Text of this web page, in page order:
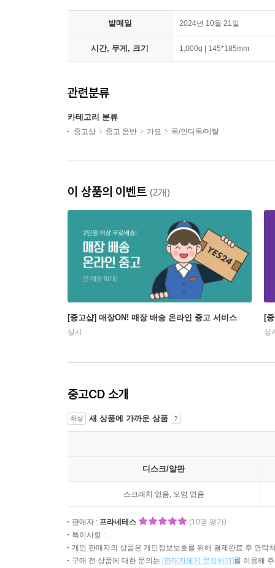
발매일 2024년 10월 21일
시간, 무게, 크기 1,000g | 145*185mm
관련분류
카테고리 분류
중고샵 중고 음반 가요 록/인디록/메탈
이 상품의 이벤트 (2개)
[중고샵] 매장ON! 매장 배송 온라인 중고 서비스
상시
[
상
중고CD 소개
최상 새 상품에 가까운 상품
디스크/알판
스크래치 없음, 오염 없음
판매자 : 프라네테스
(10명 평가)
특이사항 : .
개인 판매자의 상품은 개인정보보호를 위해 결제완료 후 연락
구매 전 상품에 대한 문의는 [판매자에게 문의하기]를 이용해